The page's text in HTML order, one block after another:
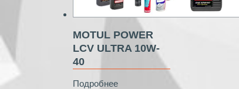
MOTUL POWER
LCV ULTRA 10W-
40
Подробнее